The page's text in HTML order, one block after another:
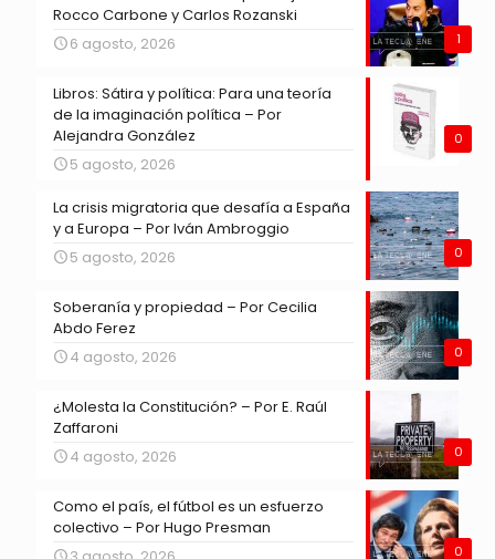
1
Rocco Carbone y Carlos Rozanski
6 agosto, 2026
0
Libros: Sátira y política: Para una teoría
de la imaginación política – Por
Alejandra González
5 agosto, 2026
0
La crisis migratoria que desafía a España
y a Europa – Por Iván Ambroggio
5 agosto, 2026
0
Soberanía y propiedad – Por Cecilia
Abdo Ferez
4 agosto, 2026
0
¿Molesta la Constitución? – Por E. Raúl
Zaffaroni
4 agosto, 2026
0
Como el país, el fútbol es un esfuerzo
colectivo – Por Hugo Presman